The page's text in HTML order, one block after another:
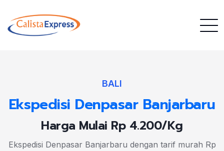
BALI
Ekspedisi Denpasar Banjarbaru
Harga Mulai Rp 4.200/Kg
Ekspedisi Denpasar Banjarbaru dengan tarif murah Rp